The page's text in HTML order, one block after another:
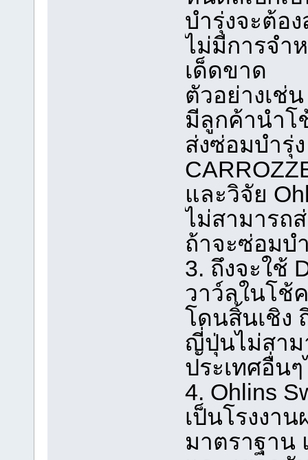
บำรุ่งจะต้อ
ไม่มีการจำ
เด็ดขาด
ตัวอย่างเช่
มีลูกค้านำโ
ส่งซ่อมบำรุ่ง
และวิจัย
ไม่สามารถ
ถ้าจะซ่อมบ
3. ถึงจะใช้
วาว์ลในโช้
โดนสิ้นเชิง
ญี่ปุ่นไม่สาม
ประเทศอื่น
4. Ohlins
เป็นโรงงา
มาตราฐาน